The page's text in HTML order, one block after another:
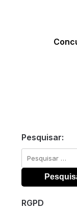
Pesquisar:
Pesquisar
por:
RGPD